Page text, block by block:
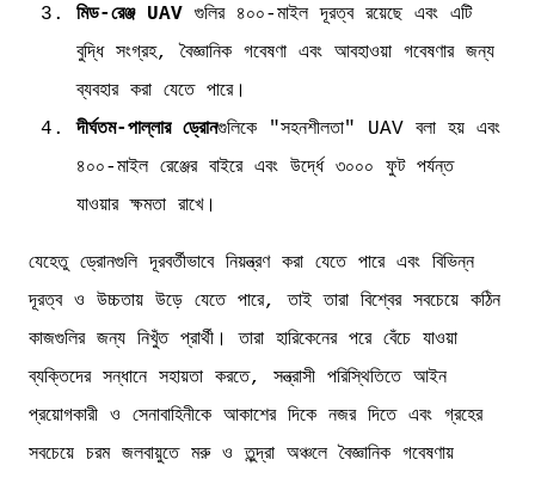
মিড-রেঞ্জ UAV গুলির ৪০০-মাইল দূরত্ব রয়েছে এবং এটি
বুদ্ধি সংগ্রহ, বৈজ্ঞানিক গবেষণা এবং আবহাওয়া গবেষণার জন্য
ব্যবহার করা যেতে পারে।
দীর্ঘতম-পাল্লার ড্রোনগুলিকে "সহনশীলতা" UAV বলা হয় এবং
৪০০-মাইল রেঞ্জের বাইরে এবং উর্দ্ধে ৩০০০ ফুট পর্যন্ত
যাওয়ার ক্ষমতা রাখে।
যেহেতু ড্রোনগুলি দূরবর্তীভাবে নিয়ন্ত্রণ করা যেতে পারে এবং বিভিন্ন
দূরত্ব ও উচ্চতায় উড়ে যেতে পারে, তাই তারা বিশ্বের সবচেয়ে কঠিন
কাজগুলির জন্য নিখুঁত প্রার্থী। তারা হারিকেনের পরে বেঁচে যাওয়া
ব্যক্তিদের সন্ধানে সহায়তা করতে, সন্ত্রাসী পরিস্থিতিতে আইন
প্রয়োগকারী ও সেনাবাহিনীকে আকাশের দিকে নজর দিতে এবং গ্রহের
সবচেয়ে চরম জলবায়ুতে মরু ও তুন্দ্রা অঞ্চলে বৈজ্ঞানিক গবেষণায়